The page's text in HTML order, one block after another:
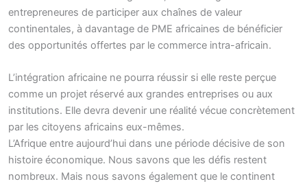
entrepreneures de participer aux chaînes de valeur
continentales, à davantage de PME africaines de bénéficier
des opportunités offertes par le commerce intra-africain.
L’intégration africaine ne pourra réussir si elle reste perçue
comme un projet réservé aux grandes entreprises ou aux
institutions. Elle devra devenir une réalité vécue concrètement
par les citoyens africains eux-mêmes.
L’Afrique entre aujourd’hui dans une période décisive de son
histoire économique. Nous savons que les défis restent
nombreux. Mais nous savons également que le continent